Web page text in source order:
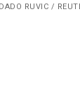
DADO RUVIC /